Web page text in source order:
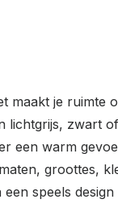
maakt je ruimte
lichtgrijs, zwart
een warm
groottes,
speels